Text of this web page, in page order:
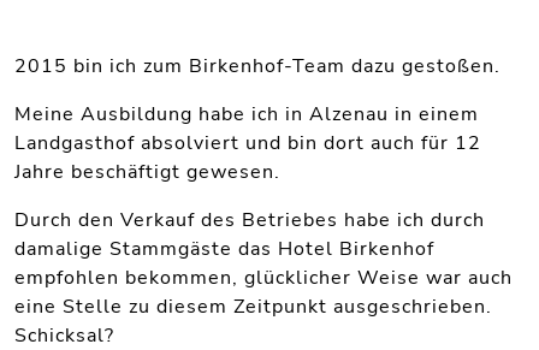
2015 bin ich zum Birkenhof-Team dazu gestoßen.
Meine Ausbildung habe ich in Alzenau in einem
Landgasthof absolviert und bin dort auch für 12
Jahre beschäftigt gewesen.
Durch den Verkauf des Betriebes habe ich durch
damalige Stammgäste das Hotel Birkenhof
empfohlen bekommen, glücklicher Weise war auch
eine Stelle zu diesem Zeitpunkt ausgeschrieben.
Schicksal?